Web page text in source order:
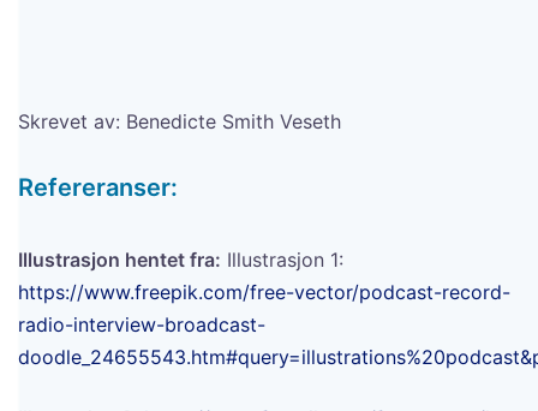
Skrevet av: Benedicte Smith Veseth
Refereranser:
Illustrasjon hentet fra: Illustrasjon 1:
https://www.freepik.com/free-vector/podcast-record-
radio-interview-broadcast-